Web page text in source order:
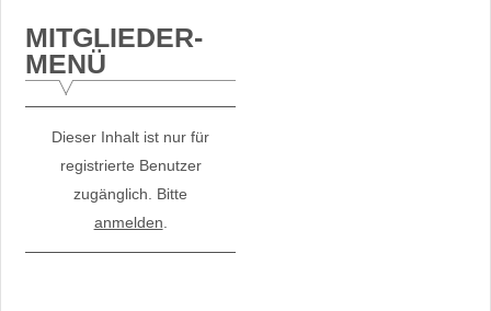
MITGLIEDER-
MENÜ
Dieser Inhalt ist nur für
registrierte Benutzer
zugänglich. Bitte
anmelden